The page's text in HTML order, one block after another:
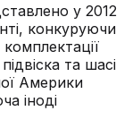
у 2012
конкуруючи
та шасі
Америки
іноді